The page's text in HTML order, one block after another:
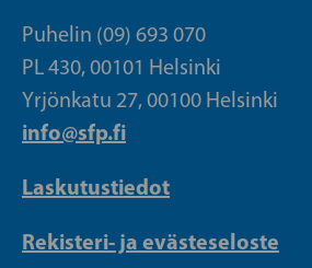
Puhelin (09) 693 070
PL 430, 00101 Helsinki
Yrjönkatu 27, 00100 Helsinki
info@sfp.fi
Laskutustiedot
Rekisteri- ja evästeseloste